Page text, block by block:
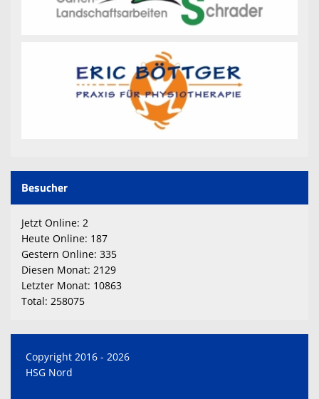
Besucher
Jetzt Online: 2
Heute Online: 187
Gestern Online: 335
Diesen Monat: 2129
Letzter Monat: 10863
Total: 258075
Copyright 2016 - 2026
HSG Nord